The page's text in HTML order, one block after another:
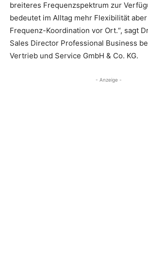
breiteres Frequenzspektrum zur
bedeutet im Alltag mehr Flexibilität
Frequenz-Koordination vor Ort.“, sagt
Sales Director Professional Business
Vertrieb und Service GmbH & Co. KG.
- Anzeige -